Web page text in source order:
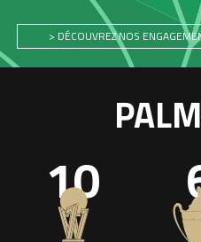
> DÉCOUVREZ NOS
10